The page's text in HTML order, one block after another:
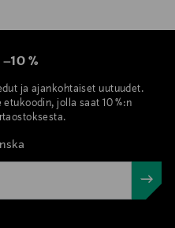
–10 %
ja ajankohtaiset uutuudet.
jolla saat 10 %:n